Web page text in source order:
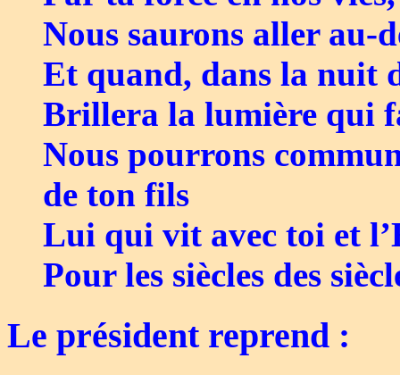
Nous saurons aller au-
Et quand, dans la nuit
Brillera la lumière qui
Nous pourrons
de ton fils
Lui qui vit avec toi et
Pour les siècles des
Le président reprend :